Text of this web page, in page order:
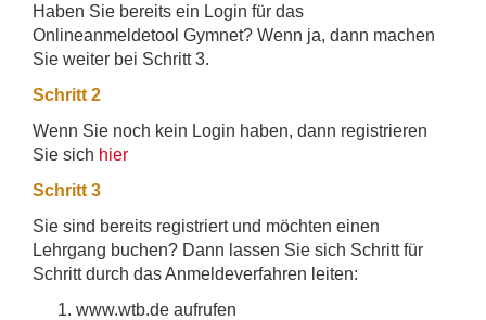
Haben Sie bereits ein Login für das
Onlineanmeldetool Gymnet? Wenn ja, dann machen
Sie weiter bei Schritt 3.
Schritt 2
Wenn Sie noch kein Login haben, dann registrieren
Sie sich hier
Schritt 3
Sie sind bereits registriert und möchten einen
Lehrgang buchen? Dann lassen Sie sich Schritt für
Schritt durch das Anmeldeverfahren leiten:
www.wtb.de aufrufen